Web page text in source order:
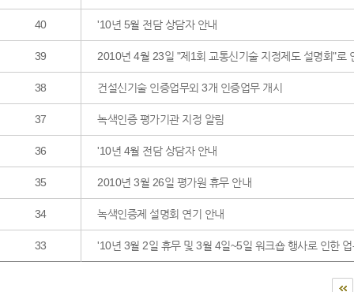
40 '10년 5월 전담 상담자 안내
39 2010년 4월 23일 "제1회 교통신기술 지정제도 설명회"로
38 건설신기술 인증업무외 3개 인증업무 개시
37 녹색인증 평가기관 지정 알림
36 '10년 4월 전담 상담자 안내
35 2010년 3월 26일 평가원 휴무 안내
34 녹색인증제 설명회 연기 안내
33 '10년 3월 2일 휴무 및 3월 4일~5일 워크숍 행사로 인한